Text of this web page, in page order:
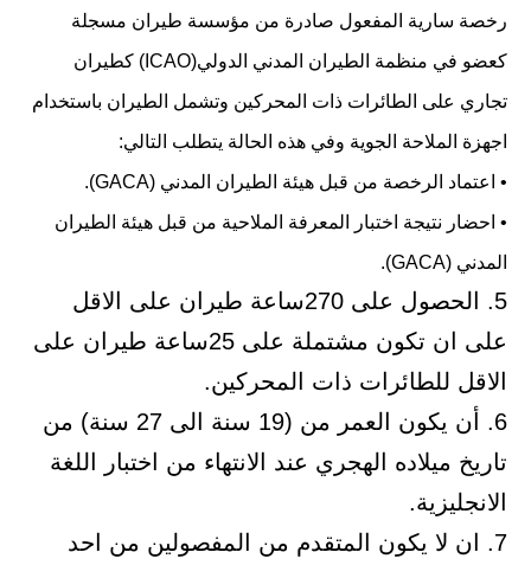
رخصة سارية المفعول صادرة من مؤسسة طيران مسجلة
كعضو في منظمة الطيران المدني الدولي(ICAO) كطيران
تجاري على الطائرات ذات المحركين وتشمل الطيران باستخدام
اجهزة الملاحة الجوية وفي هذه الحالة يتطلب التالي:
• اعتماد الرخصة من قبل هيئة الطيران المدني (GACA).
• احضار نتيجة اختبار المعرفة الملاحية من قبل هيئة الطيران
المدني (GACA).
5. الحصول على 270ساعة طيران على الاقل
على ان تكون مشتملة على 25ساعة طيران على
الاقل للطائرات ذات المحركين.
6. أن يكون العمر من (19 سنة الى 27 سنة) من
تاريخ ميلاده الهجري عند الانتهاء من اختبار اللغة
الانجليزية.
7. ان لا يكون المتقدم من المفصولين من احد